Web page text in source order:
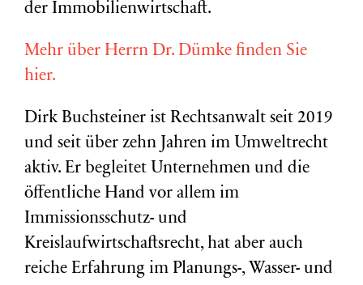
der Immobilienwirtschaft.
Mehr über Herrn Dr. Dümke finden Sie
hier.
Dirk Buchsteiner ist Rechtsanwalt seit 2019
und seit über zehn Jahren im Umweltrecht
aktiv. Er begleitet Unternehmen und die
öffentliche Hand vor allem im
Immissionsschutz- und
Kreislaufwirtschaftsrecht, hat aber auch
reiche Erfahrung im Planungs-, Wasser- und